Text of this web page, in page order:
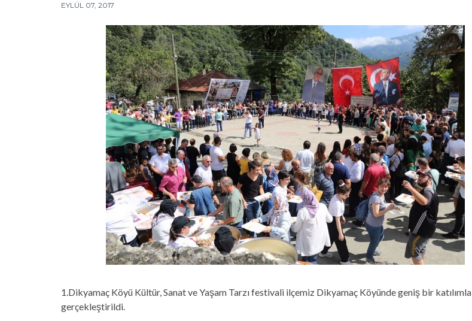
EYLÜL 07, 2017
1.Dikyamaç Köyü Kültür, Sanat ve Yaşam Tarzı festivali ilçemiz Dikyamaç Köyünde geniş bir katılımla
gerçekleştirildi.